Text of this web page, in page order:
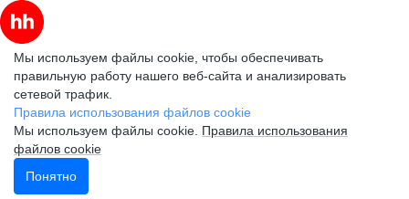
Мы используем файлы cookie, чтобы обеспечивать
правильную работу нашего веб-сайта и анализировать
сетевой трафик.
Правила использования файлов cookie
Мы используем файлы cookie. Правила использования
файлов cookie
Понятно